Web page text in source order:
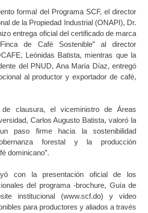
formal del Programa SCF, el director
de la Propiedad Industrial (ONAPI), Dr.
entrega oficial del certificado de marca
de Café Sostenible” al director
Leónidas Batista, mientras que la
del PNUD, Ana Maria Díaz, entregó
al productor y exportador de café,
clausura, el viceministro de Áreas
Carlos Augusto Batista, valoró la
paso firme hacia la sostenibilidad
forestal y la producción
dominicano”.
con la presentación oficial de los
del programa -brochure, Guía de
institucional (www.scf.do) y video
para productores y aliados a través